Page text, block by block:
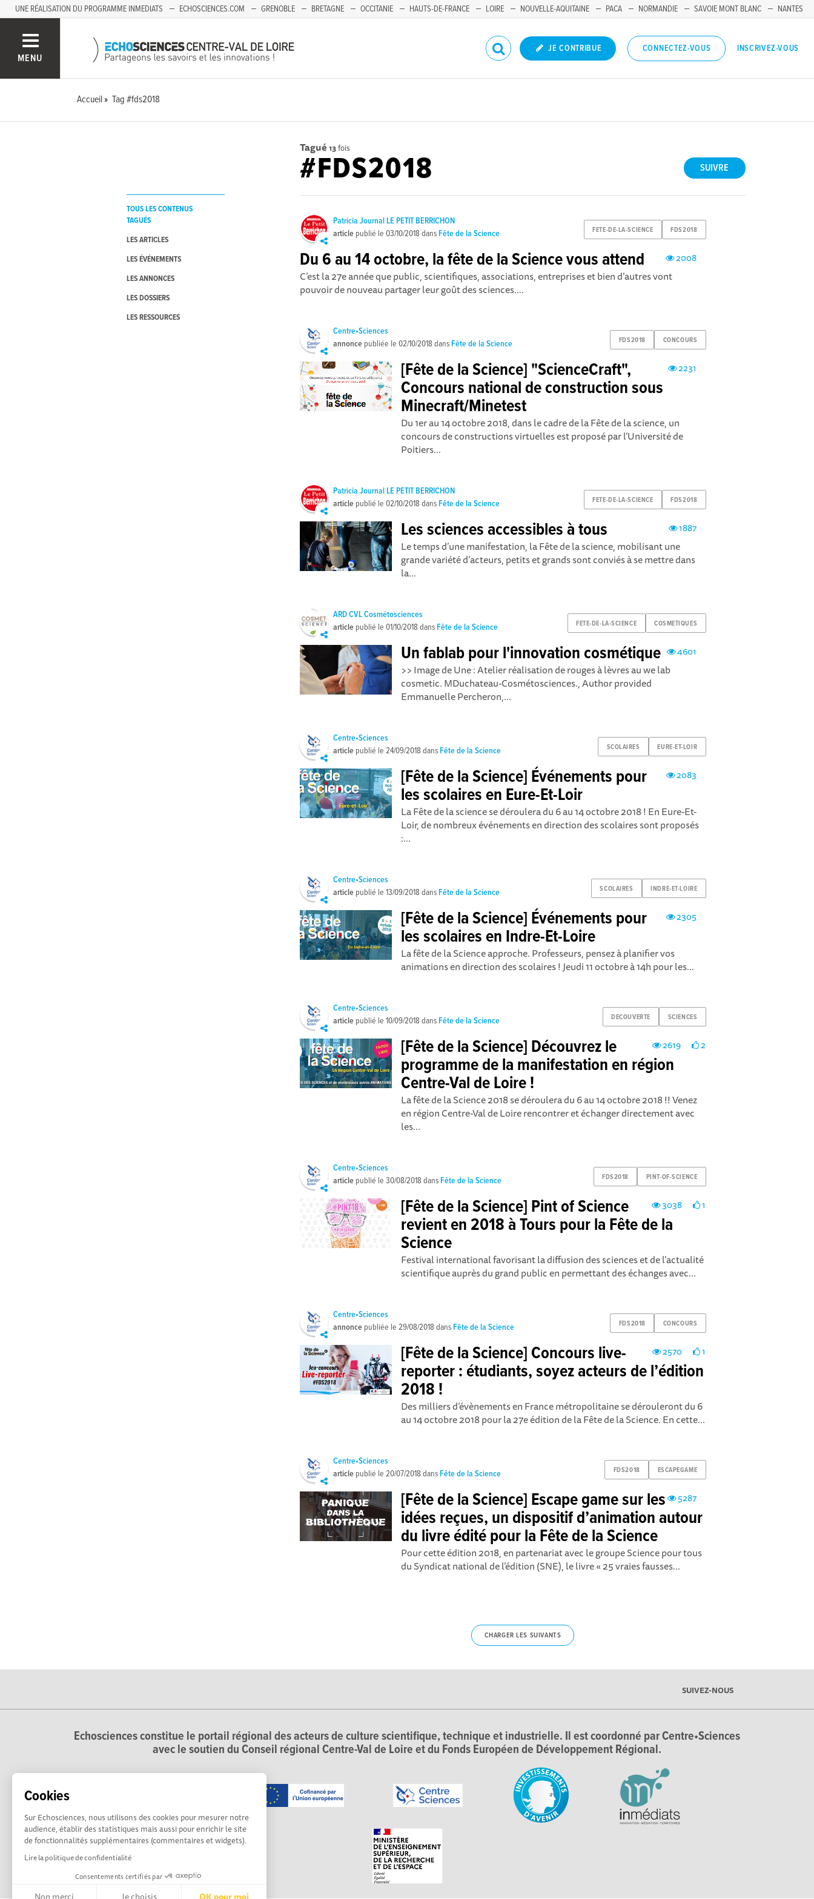
Cookies
Sur Echosciences, nous utilisons des cookies pour mesurer notre
audience, établir des statistiques mais aussi pour enrichir le site
de fonctionnalités supplémentaires (commentaires et widgets).
Lire la politique de confidentialité
Consentements certifiés par
UNE RÉALISATION DU PROGRAMME INMEDIATS ECHOSCIENCES.COM GRENOBLE BRETAGNE OCCITANIE HAUTS-DE-FRANCE LOIRE NOUVELLE-AQUITAINE PACA NORMANDIE SAVOIE MONT BLANC
NANTES
MENU
JE CONTRIBUE CONNECTEZ-VOUS INSCRIVEZ-VOUS
Accueil Tag #fds2018
TOUS LES CONTENUS
TAGUÉS
LES ARTICLES
LES ÉVÉNEMENTS
LES ANNONCES
LES DOSSIERS
LES RESSOURCES
Tagué 13fois
SUIVRE
#FDS2018
FETE-DE-LA-SCIENCE FDS2018
Patricia Journal LE PETIT BERRICHON
article publié le03/10/2018 dansFête de la Science
2008
Du 6 au 14 octobre, la fête de la Science vous attend
C’est la 27e année que public, scientifiques, associations, entreprises et bien d’autres vont
pouvoir de nouveau partager leur goût des sciences....
FDS2018 CONCOURS
Centre•Sciences
annonce publiée le02/10/2018 dansFête de la Science
2231
[Fête de la Science] "ScienceCraft",
Concours national de construction sous
Minecraft/Minetest
Du 1er au 14 octobre 2018, dans le cadre de la Fête de la science, un
concours de constructions virtuelles est proposé par l’Université de
Poitiers...
FETE-DE-LA-SCIENCE FDS2018
Patricia Journal LE PETIT BERRICHON
article publié le02/10/2018 dansFête de la Science
1887
Les sciences accessibles à tous
Le temps d’une manifestation, la Fête de la science, mobilisant une
grande variété d’acteurs, petits et grands sont conviés à se mettre dans
la...
FETE-DE-LA-SCIENCE COSMETIQUES
ARD CVL Cosmétosciences
article publié le01/10/2018 dansFête de la Science
4601
Un fablab pour l'innovation cosmétique
>> Image de Une : Atelier réalisation de rouges à lèvres au we lab
cosmetic. MDuchateau-Cosmétosciences., Author provided
Emmanuelle Percheron,...
SCOLAIRES EURE-ET-LOIR
Centre•Sciences
article publié le24/09/2018 dansFête de la Science
2083
[Fête de la Science] Événements pour
les scolaires en Eure-Et-Loir
La Fête de la science se déroulera du 6 au 14 octobre 2018 ! En Eure-Et-
Loir, de nombreux événements en direction des scolaires sont proposés
:...
SCOLAIRES INDRE-ET-LOIRE
Centre•Sciences
article publié le13/09/2018 dansFête de la Science
2305
[Fête de la Science] Événements pour
les scolaires en Indre-Et-Loire
La fête de la Science approche. Professeurs, pensez à planifier vos
animations en direction des scolaires ! Jeudi 11 octobre à 14h pour les...
DECOUVERTE SCIENCES
Centre•Sciences
article publié le10/09/2018 dansFête de la Science
2619 2
[Fête de la Science] Découvrez le
programme de la manifestation en région
Centre-Val de Loire !
La fête de la Science 2018 se déroulera du 6 au 14 octobre 2018 !! Venez
en région Centre-Val de Loire rencontrer et échanger directement avec
les...
FDS2018 PINT-OF-SCIENCE
Centre•Sciences
article publié le30/08/2018 dansFête de la Science
3038 1
[Fête de la Science] Pint of Science
revient en 2018 à Tours pour la Fête de la
Science
Festival international favorisant la diffusion des sciences et de l’actualité
scientifique auprès du grand public en permettant des échanges avec...
FDS2018 CONCOURS
Centre•Sciences
annonce publiée le29/08/2018 dansFête de la Science
2570 1
[Fête de la Science] Concours live-
reporter : étudiants, soyez acteurs de l’édition
2018 !
Des milliers d’évènements en France métropolitaine se dérouleront du 6
au 14 octobre 2018 pour la 27e édition de la Fête de la Science. En cette...
FDS2018 ESCAPEGAME
Centre•Sciences
article publié le20/07/2018 dansFête de la Science
5287
[Fête de la Science] Escape game sur les
idées reçues, un dispositif d’animation autour
du livre édité pour la Fête de la Science
Pour cette édition 2018, en partenariat avec le groupe Science pour tous
du Syndicat national de l’édition (SNE), le livre « 25 vraies fausses...
CHARGER LES SUIVANTS
SUIVEZ-NOUS
Echosciences constitue le portail régional des acteurs de culture scientifique, technique et industrielle. Il est coordonné par Centre•Sciences
avec le soutien du Conseil régional Centre-Val de Loire et du Fonds Européen de Développement Régional.